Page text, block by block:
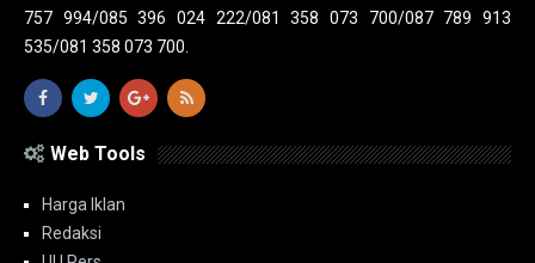
757 994/085 396 024 222/081 358 073 700/087 789 913
535/081 358 073 700.
Web Tools
Harga Iklan
Redaksi